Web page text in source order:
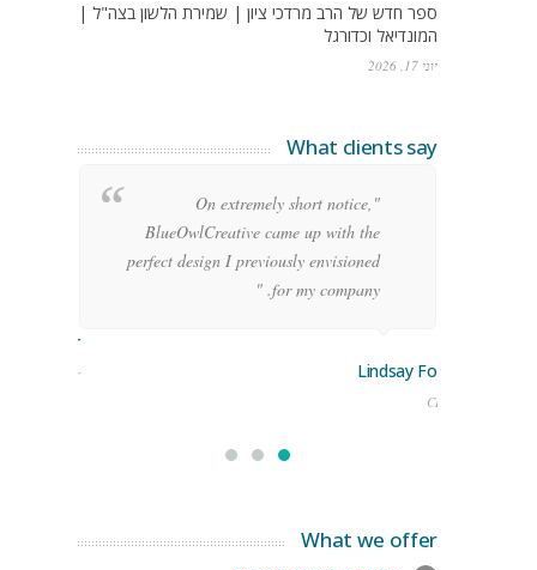
ספר חדש של הרב מרדכי ציון | שמירת הלשון בצה"ל |
המונדיאל וכדורגל
יוני 17, 2026
What clients say
"On extremely short notice,
BlueOwlCreative came up with the
perfect design I previously envisioned
for my company. "
Lindsay Ford
CEO
Stoner
Manager
What we offer